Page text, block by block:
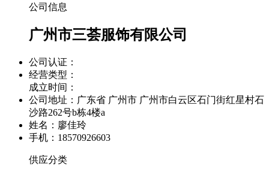
公司信息
广州市三荟服饰有限公司
公司认证：
经营类型：
成立时间：
公司地址： 广东省 广州市 广州市白云区石门街红星村石
沙路262号b栋4楼a
姓名：廖佳玲
手机：18570926603
供应分类